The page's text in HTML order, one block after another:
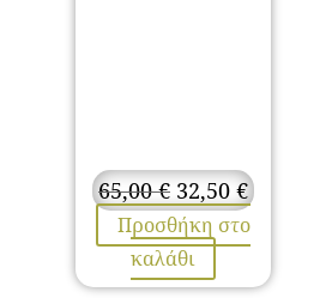
65,00€ Original
price
was:
65,00 €.
32,50 €Η
τρέχουσα
τιμή
είναι:
Προσθήκη στο
καλάθι